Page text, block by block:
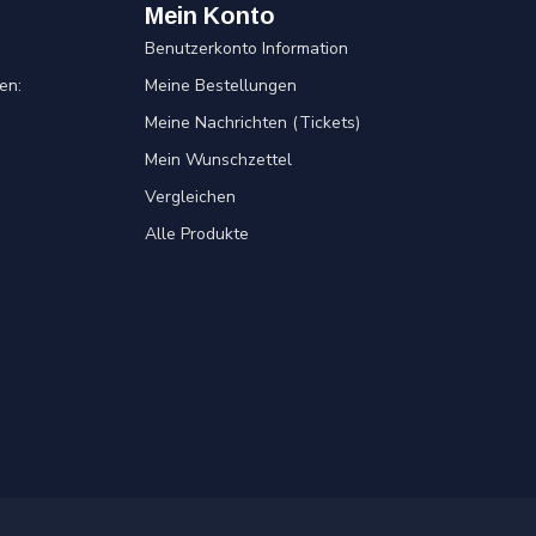
Mein Konto
Benutzerkonto Information
Meine Bestellungen
Meine Nachrichten (Tickets)
Mein Wunschzettel
Vergleichen
Alle Produkte